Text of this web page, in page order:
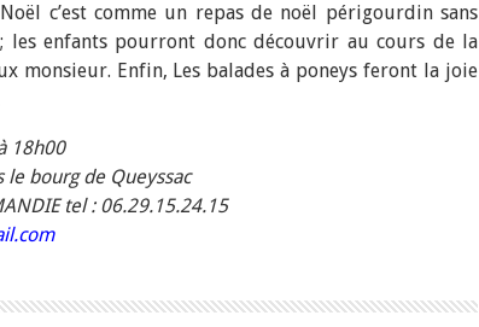
c’est comme un repas de noël périgourdin sans
; les enfants pourront donc découvrir au cours de la
monsieur. Enfin, Les balades à poneys feront la joie
18h00
le bourg de Queyssac
tel : 06.29.15.24.15